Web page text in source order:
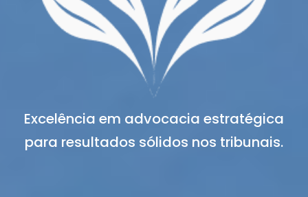
Excelência em advocacia estratégica
para resultados sólidos nos tribunais.